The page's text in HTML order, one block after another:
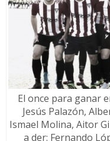
El once para ganar
Jesús Palazón,
Ismael Molina, Aitor
a der: Fernando